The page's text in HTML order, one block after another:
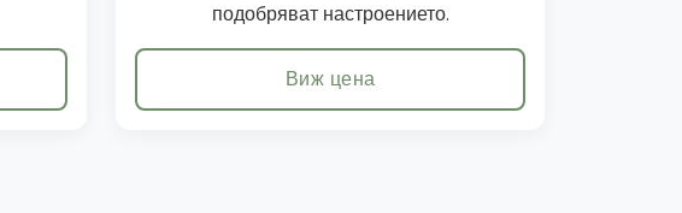
подобряват настроението.
Виж цена